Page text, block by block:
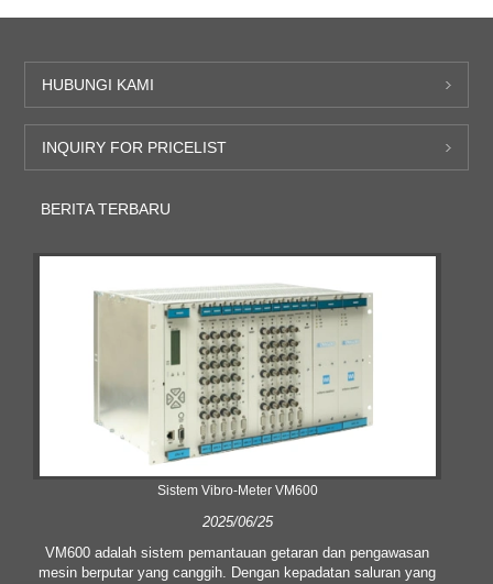
HUBUNGI KAMI
INQUIRY FOR PRICELIST
BERITA TERBARU
Sistem Vibro-Meter VM600
2025/06/25
VM600 adalah sistem pemantauan getaran dan pengawasan
mesin berputar yang canggih. Dengan kepadatan saluran yang